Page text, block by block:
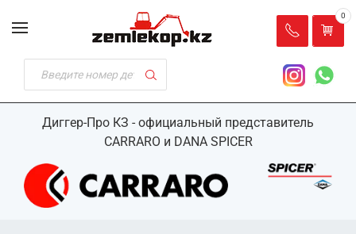
Диггер-Про КЗ - официальный представитель
CARRARO и DANA SPICER
0